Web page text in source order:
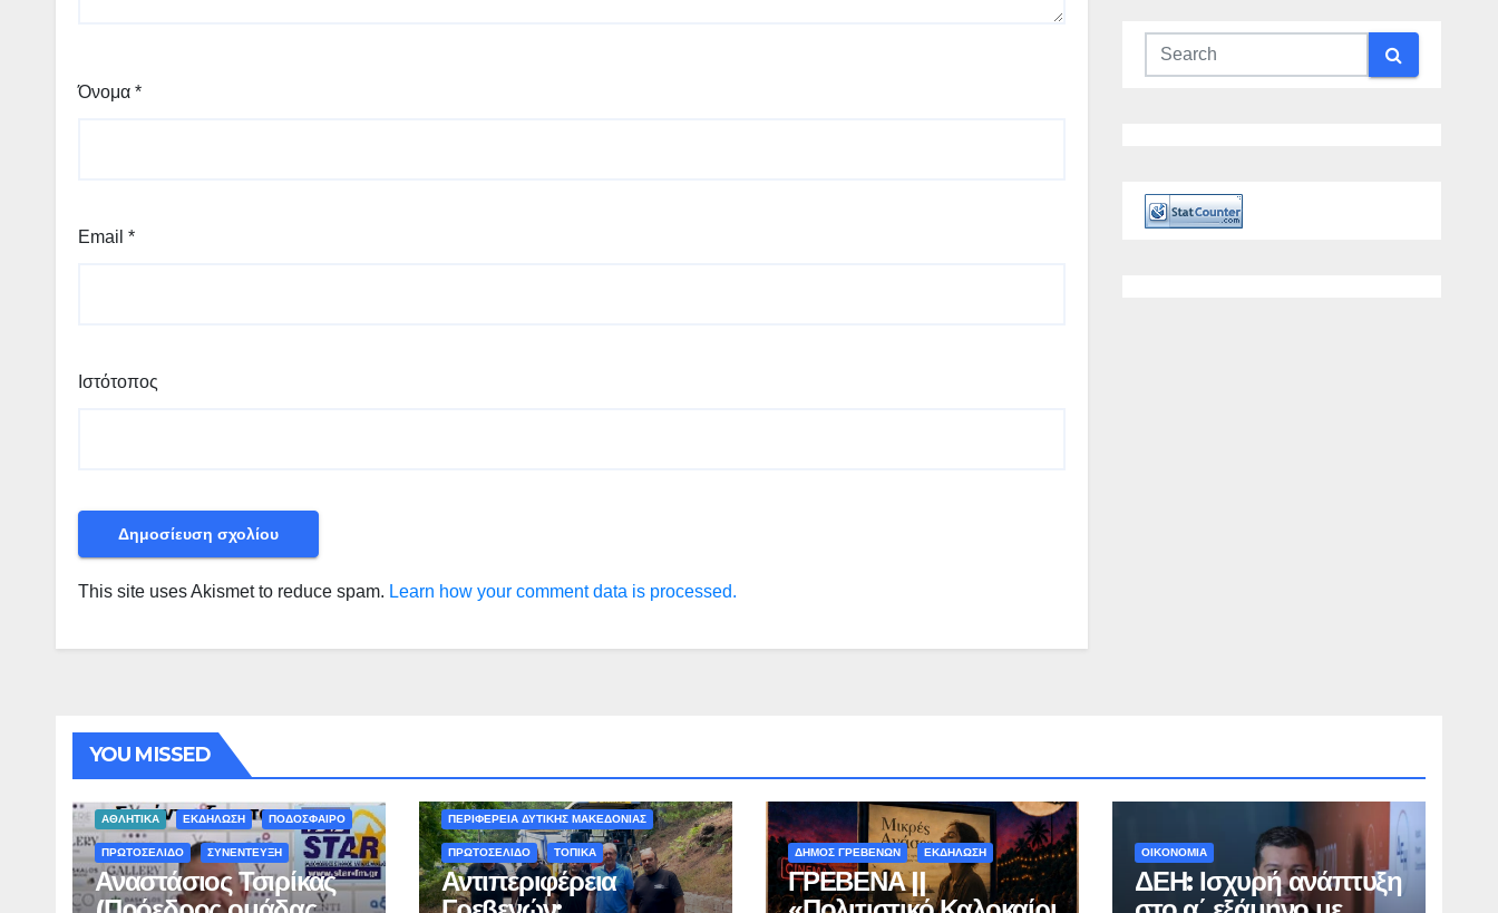
Όνομα *
Email *
Ιστότοπος
This site uses Akismet to reduce spam. Learn how your comment data is processed.
YOU MISSED
ΑΘΛΗΤΙΚΑ ΕΚΔΗΛΩΣΗ ΠΟΔΟΣΦΑΙΡΟ
ΠΡΩΤΟΣΕΛΙΔΟ ΣΥΝΕΝΤΕΥΞΗ
Αναστάσιος Τσιρίκας
ΠΕΡΙΦΕΡΕΙΑ ΔΥΤΙΚΗΣ ΜΑΚΕΔΟΝΙΑΣ
ΠΡΩΤΟΣΕΛΙΔΟ ΤΟΠΙΚΑ
Αντιπεριφέρεια
ΔΗΜΟΣ ΓΡΕΒΕΝΩΝ ΕΚΔΗΛΩΣΗ
ΓΡΕΒΕΝΑ ||
ΟΙΚΟΝΟΜΙΑ
ΔΕΗ: Ισχυρή ανάπτυξη